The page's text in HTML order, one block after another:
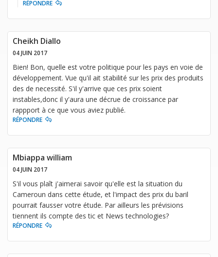
RÉPONDRE
Cheikh Diallo
04 JUIN 2017
Bien! Bon, quelle est votre politique pour les pays en voie de
développement. Vue qu'il ait stabilité sur les prix des produits
des de necessité. S'il y'arrive que ces prix soient
instables,donc il y'aura une décrue de croissance par
rappport à ce que vous aviez publié.
RÉPONDRE
Mbiappa william
04 JUIN 2017
S'il vous plaît j'aimerai savoir qu'elle est la situation du
Cameroun dans cette étude, et l'impact des prix du baril
pourrait fausser votre étude. Par ailleurs les prévisions
tiennent ils compte des tic et News technologies?
RÉPONDRE